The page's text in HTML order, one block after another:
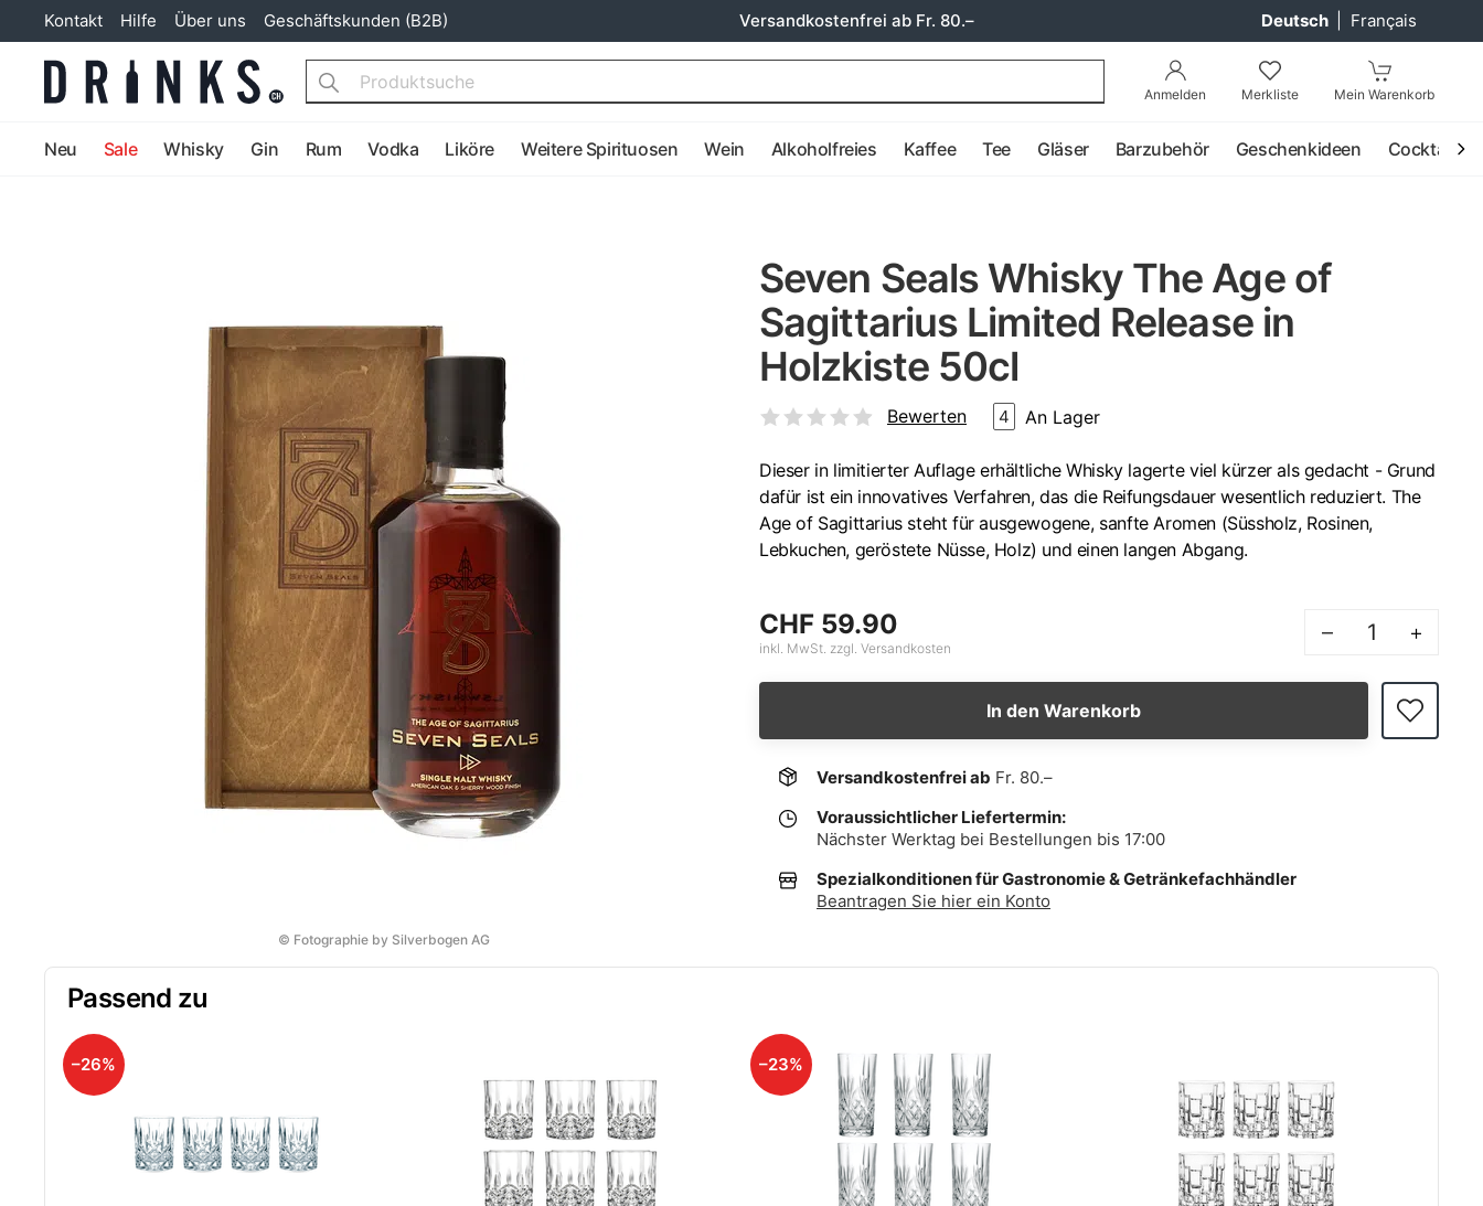
Kontakt Hilfe Über uns Geschäftskunden (B2B) Versandkostenfrei ab Fr. 80.– Deutsch Français
Anmelden Merkliste Mein Warenkorb
Search
Neu Sale Whisky Gin Rum Vodka Liköre Weitere Spirituosen Wein Alkoholfreies Kaffee Tee Gläser Barzubehör Geschenkideen Cocktail
© Fotographie by Silverbogen AG
Seven Seals Whisky The Age of
Sagittarius Limited Release in
Holzkiste 50cl
Bewerten 4 An Lager
Dieser in limitierter Auflage erhältliche Whisky lagerte viel kürzer als gedacht - Grund
dafür ist ein innovatives Verfahren, das die Reifungsdauer wesentlich reduziert. The
Age of Sagittarius steht für ausgewogene, sanfte Aromen (Süssholz, Rosinen,
Lebkuchen, geröstete Nüsse, Holz) und einen langen Abgang.
CHF 59.90
inkl. MwSt. zzgl. Versandkosten
– +
In den Warenkorb
Versandkostenfrei ab Fr. 80.–
Voraussichtlicher Liefertermin:
Nächster Werktag bei Bestellungen bis 17:00
Spezialkonditionen für Gastronomie & Getränkefachhändler
Beantragen Sie hier ein Konto
Passend zu
–26% –23%